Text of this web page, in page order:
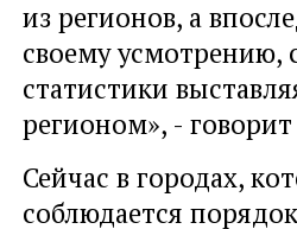
из регионов, а
своему усмотрению,
статистики
регионом», -
Сейчас в городах,
соблюдается